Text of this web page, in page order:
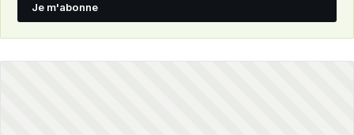
Je m'abonne